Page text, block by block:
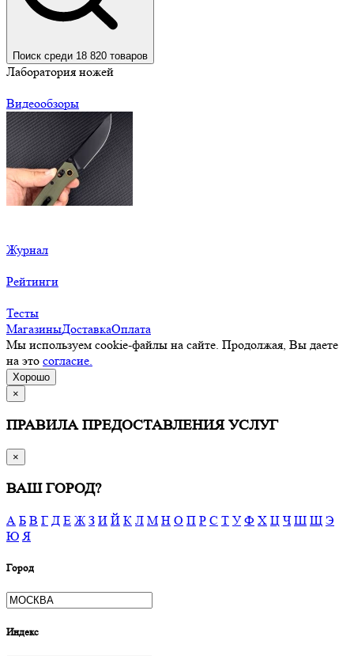
Поиск среди 18 820 товаров
Лаборатория ножей
Видеообзоры
Журнал
Рейтинги
Тесты
МагазиныДоставкаОплата
Мы используем cookie-файлы на сайте. Продолжая, Вы даете
на это согласие.
Хорошо
×
ПРАВИЛА ПРЕДОСТАВЛЕНИЯ УСЛУГ
×
ВАШ ГОРОД?
А Б В Г Д Е Ж З И Й К Л М Н О П Р С Т У Ф Х Ц Ч Ш Щ Э
Ю Я
Город
Индекс